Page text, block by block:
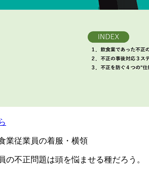
業従業員の着服・横領
の不正問題は頭を悩ませる種だろう。